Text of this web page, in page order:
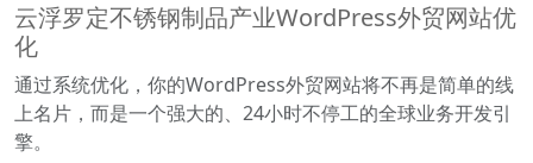
云浮罗定不锈钢制品产业WordPress外贸网站优
化
通过系统优化，你的WordPress外贸网站将不再是简单的线
上名片，而是一个强大的、24小时不停工的全球业务开发引
擎。